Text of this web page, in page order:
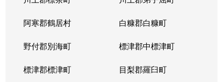
阿寒郡鶴居村 白糠郡白糠町
野付郡別海町 標津郡中標津町
標津郡標津町 目梨郡羅臼町